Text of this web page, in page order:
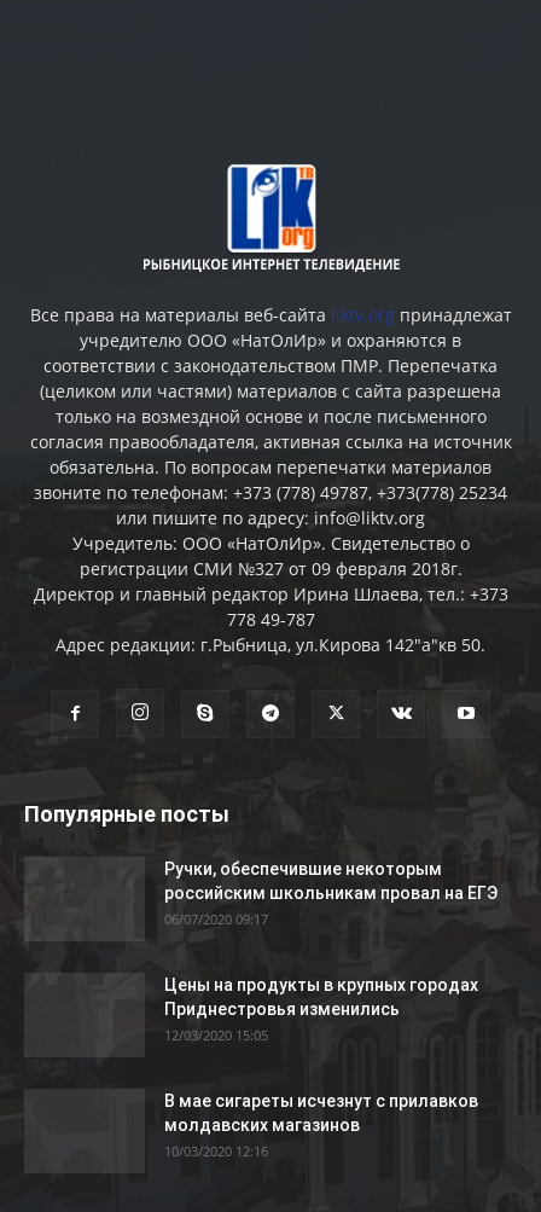
Все права на материалы веб-сайта liktv.org принадлежат
учредителю ООО «НатОлИр» и охраняются в
соответствии с законодательством ПМР. Перепечатка
(целиком или частями) материалов c сайта разрешена
только на возмездной основе и после письменного
согласия правообладателя, активная ссылка на источник
обязательна. По вопросам перепечатки материалов
звоните по телефонам: +373 (778) 49787, +373(778) 25234
или пишите по адресу: info@liktv.org
Учредитель: ООО «НатОлИр». Свидетельство о
регистрации СМИ №327 от 09 февраля 2018г.
Директор и главный редактор Ирина Шлаева, тел.: +373
778 49-787
Адрес редакции: г.Рыбница, ул.Кирова 142"а"кв 50.
Популярные посты
Ручки, обеспечившие некоторым
российским школьникам провал на ЕГЭ
06/07/2020 09:17
Цены на продукты в крупных городах
Приднестровья изменились
12/03/2020 15:05
В мае сигареты исчезнут с прилавков
молдавских магазинов
10/03/2020 12:16